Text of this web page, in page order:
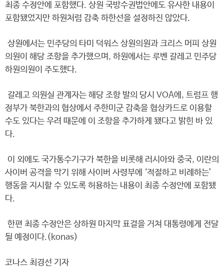
최종 수정안에 포함했다. 상원 국방수권법안에도 유사한 내용이
포함됐었지만 하원처럼 감축 하한선을 설정하진 않았다.
상원에서는 민주당의 타미 덕워스 상원의원과 크리스 머피 상원
의원이 해당 조항을 추가했으며, 하원에서는 루벤 갈레고 민주당
하원의원이 주도했다.
갈레고 의원실 관계자는 해당 조항 발의 당시 VOA에, 트럼프 행
정부가 북한과의 협상에서 주한미군 감축을 협상카드로 이용할
수도 있다는 우려 때문에 이 조항을 추가하게 됐다고 밝힌 바 있
다.
이 외에도 국가통수기구가 북한을 비롯해 러시아와 중국, 이란의
사이버 공격을 막기 위해 사이버 사령부에 ‘적절하고 비례하는’
행동을 지시할 수 있도록 허용하는 내용이 최종 수정안에 포함됐
다.
한편 최종 수정안은 상하원 마지막 표결을 거쳐 대통령에게 전달
될 예정이다.(konas)
코나스 최경선 기자